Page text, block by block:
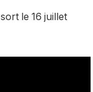
sort le 16 juillet